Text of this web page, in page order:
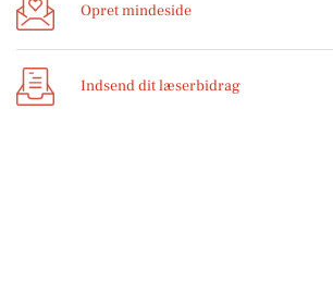
Opret mindeside
Indsend dit læserbidrag